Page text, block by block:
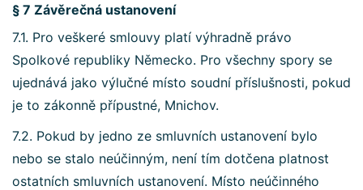
§ 7 Závěrečná ustanovení
7.1. Pro veškeré smlouvy platí výhradně právo
Spolkové republiky Německo. Pro všechny spory se
ujednává jako výlučné místo soudní příslušnosti, pokud
je to zákonně přípustné, Mnichov.
7.2. Pokud by jedno ze smluvních ustanovení bylo
nebo se stalo neúčinným, není tím dotčena platnost
ostatních smluvních ustanovení. Místo neúčinného